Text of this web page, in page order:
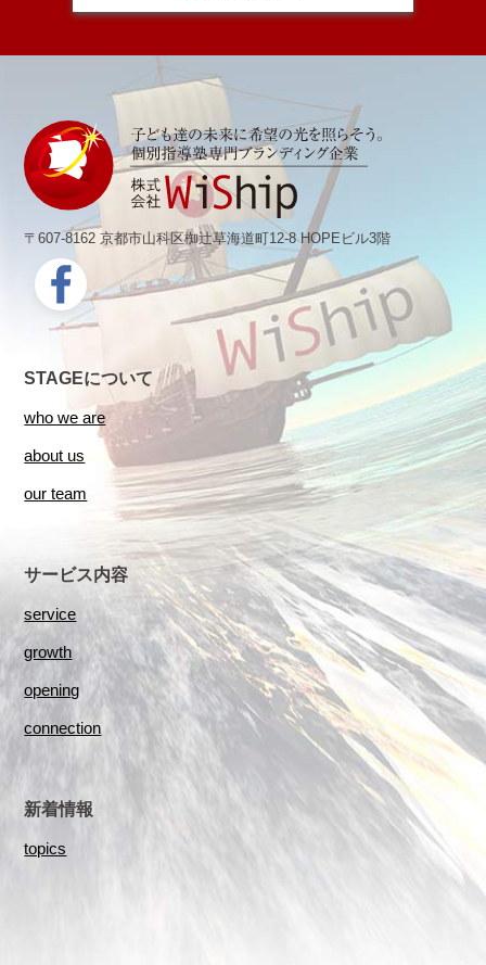
〒607-8162 京都市山科区椥辻草海道町12-8 HOPEビル3階
STAGEについて
who we are
about us
our team
サービス内容
service
growth
opening
connection
新着情報
topics